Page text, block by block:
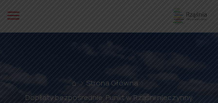
⌂
Strona Główna
Dopłaty bezpośrednie. Punkt w Rząśni nieczynny